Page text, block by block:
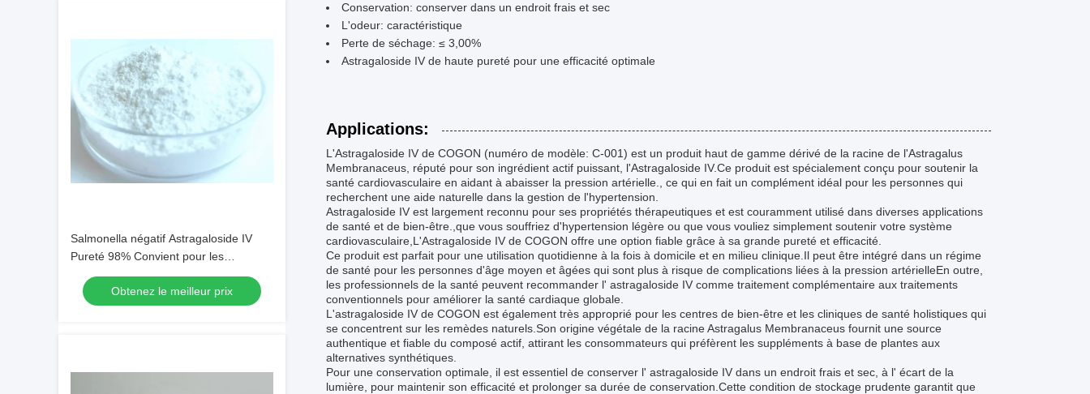
Salmonella négatif Astragaloside IV
Pureté 98% Convient pour les
formulations de cosmétiques et de
compléments alimentaires
Obtenez le meilleur prix
Conservation: conserver dans un endroit frais et sec
L'odeur: caractéristique
Perte de séchage: ≤ 3,00%
Astragaloside IV de haute pureté pour une efficacité optimale
Applications:
L'Astragaloside IV de COGON (numéro de modèle: C-001) est un produit haut de gamme dérivé de la racine de l'Astragalus
Membranaceus, réputé pour son ingrédient actif puissant, l'Astragaloside IV.Ce produit est spécialement conçu pour soutenir la
santé cardiovasculaire en aidant à abaisser la pression artérielle., ce qui en fait un complément idéal pour les personnes qui
recherchent une aide naturelle dans la gestion de l'hypertension.
Astragaloside IV est largement reconnu pour ses propriétés thérapeutiques et est couramment utilisé dans diverses applications
de santé et de bien-être.,que vous souffriez d'hypertension légère ou que vous vouliez simplement soutenir votre système
cardiovasculaire,L'Astragaloside IV de COGON offre une option fiable grâce à sa grande pureté et efficacité.
Ce produit est parfait pour une utilisation quotidienne à la fois à domicile et en milieu clinique.Il peut être intégré dans un régime
de santé pour les personnes d'âge moyen et âgées qui sont plus à risque de complications liées à la pression artérielleEn outre,
les professionnels de la santé peuvent recommander l' astragaloside IV comme traitement complémentaire aux traitements
conventionnels pour améliorer la santé cardiaque globale.
L'astragaloside IV de COGON est également très approprié pour les centres de bien-être et les cliniques de santé holistiques qui
se concentrent sur les remèdes naturels.Son origine végétale de la racine Astragalus Membranaceus fournit une source
authentique et fiable du composé actif, attirant les consommateurs qui préfèrent les suppléments à base de plantes aux
alternatives synthétiques.
Pour une conservation optimale, il est essentiel de conserver l' astragaloside IV dans un endroit frais et sec, à l' écart de la
lumière, pour maintenir son efficacité et prolonger sa durée de conservation.Cette condition de stockage prudente garantit que